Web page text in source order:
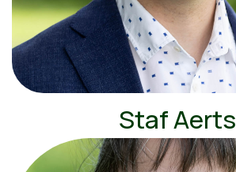
Staf Aerts